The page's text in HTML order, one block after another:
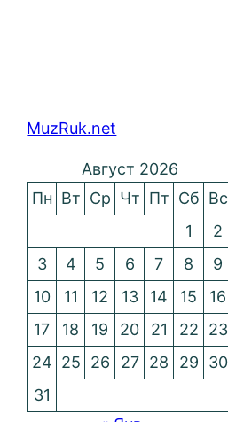
MuzRuk.net
Август 2026
Пн Вт Ср Чт Пт Сб Вс
1
2
3
4 5 6 7 8
9
10
11 12 13 14 15
16
17
18 19 20 21 22
23
24 25 26 27 28 29
30
31